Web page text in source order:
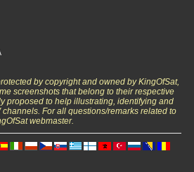
by copyright and owned by KingOfSat,
screenshots that belong to their respective
proposed to help illustrating, identifying and
For all questions/remarks related to
webmaster.